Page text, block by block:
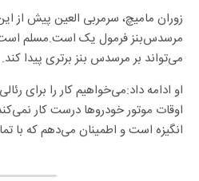
زوران مامیچ، سرمربی العین پیش از
مرسد‌س‌بنز فرمول یک است.مسلم است
می‌تواند بر مرسد‌س‌ بنز برتری پیدا کند.
او ادامه داد:می‌خواهیم کار را برای
اوقات موتور خودروها درست کار
انگیزه است و اطمینان می‌دهم که با